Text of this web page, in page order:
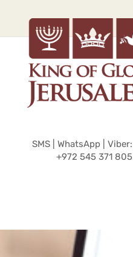
SMS | WhatsApp | Viber:
+972 545 371 805